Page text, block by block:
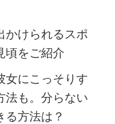
かけられるスポ
頃をご紹介
女にこっそりす
法も。分らない
る方法は？